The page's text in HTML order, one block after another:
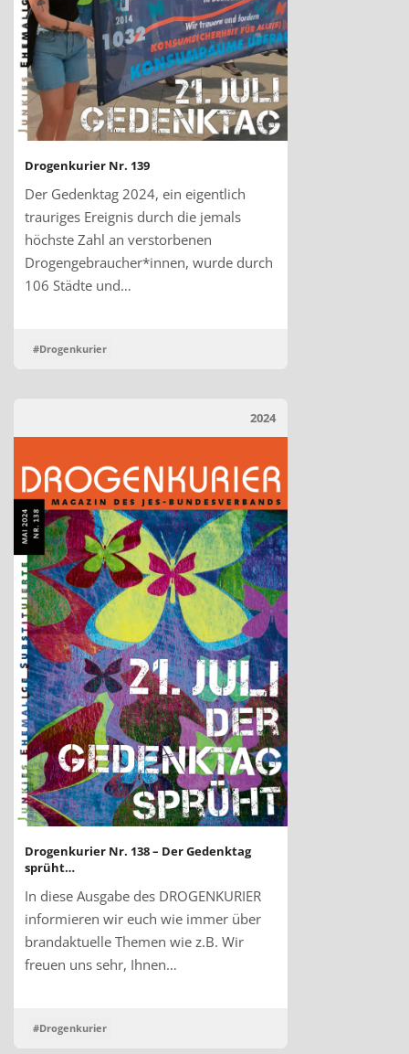
Drogenkurier Nr. 139
Der Gedenktag 2024, ein eigentlich
trauriges Ereignis durch die jemals
höchste Zahl an verstorbenen
Drogengebraucher*innen, wurde durch
106 Städte und…
#Drogenkurier
2024
Drogenkurier Nr. 138 – Der Gedenktag
sprüht…
In diese Ausgabe des DROGENKURIER
informieren wir euch wie immer über
brandaktuelle Themen wie z.B. Wir
freuen uns sehr, Ihnen…
#Drogenkurier